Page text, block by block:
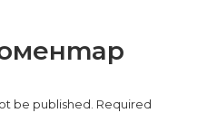
be published. Required